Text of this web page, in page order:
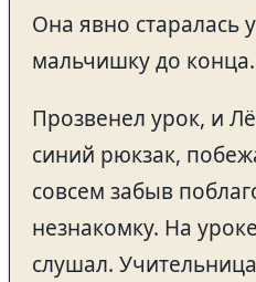
Она явно старалась
мальчишку до конца.
Прозвенел урок, и
синий рюкзак,
совсем забыв
незнакомку. На
слушал.